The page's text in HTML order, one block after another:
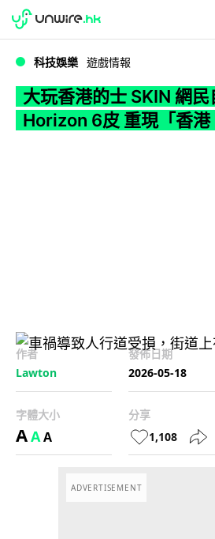
WWDC 2026
科技娛樂 遊戲情報
大玩香港的士 SKIN 網
Horizon 6皮 重現「香港
作者
Lawton
發佈日期
2026-05-18
字體大小
AAA
分享
1,108
ADVERTISEMENT